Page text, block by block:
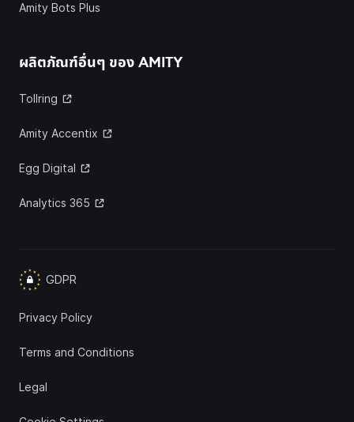
Amity Bots Plus
ผลิตภัณฑ์อื่นๆ ของ AMITY
Tollring
Amity Accentix
Egg Digital
Analytics 365
GDPR
Privacy Policy
Terms and Conditions
Legal